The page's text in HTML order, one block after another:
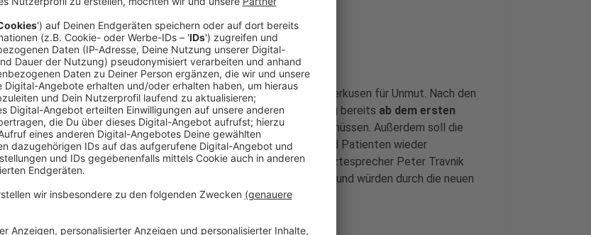
Leverkusener Ärzte warnen vor mehr Belastung
Anzeige
Die geplanten Änderungen bei der Krankschreibung sorgen in Leverkusen für Unmut. Nach den
Überlegungen von CDU, CSU und SPD sollen Beschäftigte künftig bereits ab dem ersten
Krankheitstageine Arbeitsunfähigkeitsbescheinigung vorlegen müssen. Außerdem soll die
telefonische Krankschreibung wegfallen, sodass Patientinnen und Patienten wieder
grundsätzlich in die Arztpraxis kommen müssten. Leverkusens Ärztesprecher Peter Travnik
hält davon wenig. Die Praxen seien schon jetzt stark ausgelastet und würden durch die neuen
Vorgaben noch stärker an ihre Grenzen kommen.
Anzeige